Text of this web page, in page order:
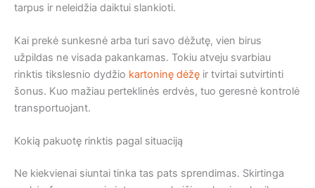
tarpus ir neleidžia daiktui slankioti.
Kai prekė sunkesnė arba turi savo dėžutę, vien birus
užpildas ne visada pakankamas. Tokiu atveju svarbiau
rinktis tikslesnio dydžio kartoninę dėžę ir tvirtai sutvirtinti
šonus. Kuo mažiau perteklinės erdvės, tuo geresnė kontrolė
transportuojant.
Kokią pakuotę rinktis pagal situaciją
Ne kiekvienai siuntai tinka tas pats sprendimas. Skirtinga